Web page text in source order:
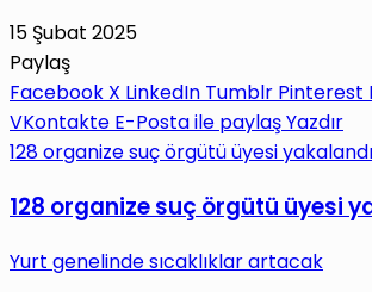
15 Şubat 2025
Paylaş
Facebook X LinkedIn Tumblr Pinterest
VKontakte E-Posta ile paylaşYazdır
128 organize suç örgütü üyesi yakalandı
128 organize suç örgütü üyesi
Yurt genelinde sıcaklıklar artacak